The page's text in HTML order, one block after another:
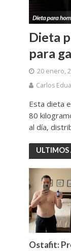
Dieta
para
20 enero,
Carlos
Esta dieta
80
al día,
ULTIMOS
Ostafit: